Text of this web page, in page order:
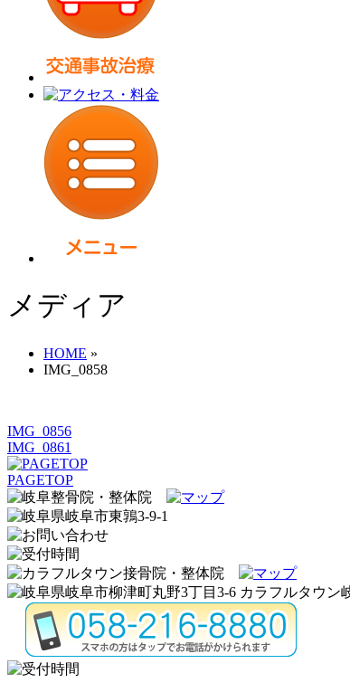
メディア
HOME »
IMG_0858
IMG_0856
IMG_0861
PAGETOP